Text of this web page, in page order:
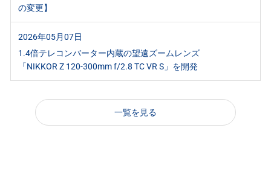
の変更】
2026年05月07日
1.4倍テレコンバーター内蔵の望遠ズームレンズ
「NIKKOR Z 120-300mm f/2.8 TC VR S」を開発
一覧を見る